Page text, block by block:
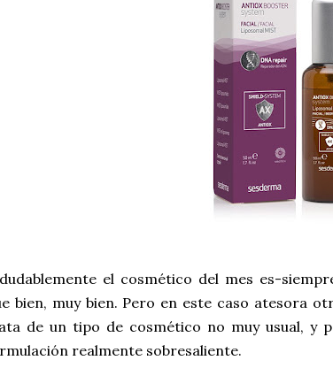
el cosmético del mes es-
bien, muy bien. Pero en este caso atesora
de un tipo de cosmético no muy usual, y
realmente sobresaliente.